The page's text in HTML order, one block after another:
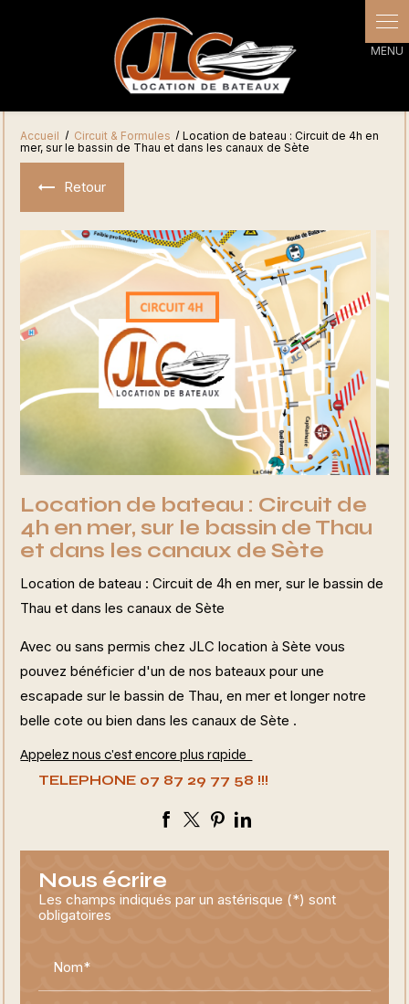
Accueil Circuit & Formules
Location de bateau : Circuit de 4h en
mer, sur le bassin de Thau et dans les canaux de Sète
Retour
Location de bateau : Circuit de
4h en mer, sur le bassin de Thau
et dans les canaux de Sète
Location de bateau : Circuit de 4h en mer, sur le bassin de
Thau et dans les canaux de Sète
Avec ou sans permis chez JLC location à Sète vous
pouvez bénéficier d'un de nos bateaux pour une
escapade sur le bassin de Thau, en mer et longer notre
belle cote ou bien dans les canaux de Sète .
Appelez nous c'est encore plus rapide
TELEPHONE 07 87 29 77 58 !!!
Nous écrire
Les champs indiqués par un astérisque (*) sont
obligatoires
Nom*